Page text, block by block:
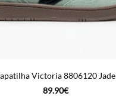
Victoria 8806120 Jade
89.90€